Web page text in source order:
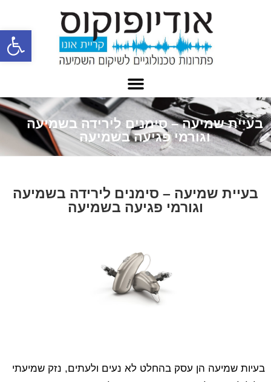
בעיית שמיעה – סימנים לירידה בשמיעה
וגורמי פגיעה בשמיעה
בעיית שמיעה – סימנים לירידה בשמיעה
וגורמי פגיעה בשמיעה
בעיות שמיעה הן עסק בהחלט לא נעים ולעתים, נזק שמיעתי